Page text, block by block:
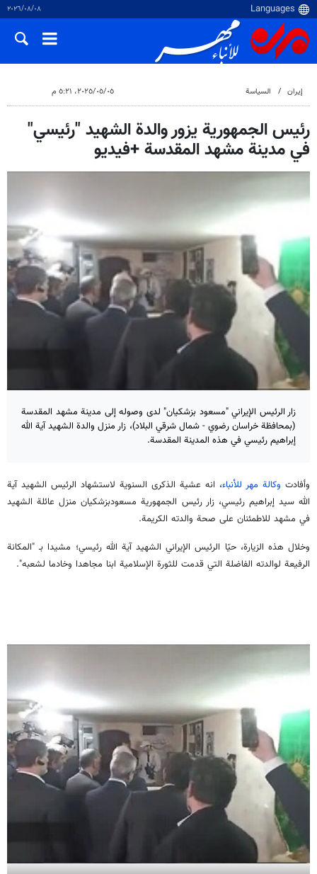
٠٨‏/٠٨‏/٢٠٢٦
إيران السياسة ٠٥‏/٠٥‏/٢٠٢٥، ٥:٢١ م
رئيس الجمهورية يزور والدة الشهيد "رئيسي"
في مدينة مشهد المقدسة +فيديو
زار الرئيس الإيراني "مسعود بزشكيان" لدى وصوله إلى مدينة مشهد المقدسة
(بمحافظة خراسان رضوي - شمال شرقي البلاد)، زار منزل والدة الشهيد آية الله
إبراهيم رئيسي في هذه المدينة المقدسة.
وأفادت وكالة مهر للأنباء، انه عشية الذكرى السنوية لاستشهاد الرئيس الشهيد آية
الله سيد إبراهيم رئيسي، زار رئيس الجمهورية مسعودبزشكيان منزل عائلة الشهيد
في مشهد للاطمئنان على صحة والدته الكريمة.
وخلال هذه الزيارة، حيّا الرئيس الإيراني الشهيد آية الله رئيسي؛ مشيدا بـ "المكانة
الرفيعة لوالدته الفاضلة التي قدمت للثورة الإسلامية ابنا مجاهدا وخادما لشعبه".